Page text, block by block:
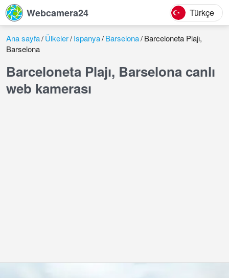
Webcamera24 Türkçe
Ana sayfa Ülkeler Ispanya Barselona Barceloneta Plajı,
Barselona
Barceloneta Plajı, Barselona canlı
web kamerası